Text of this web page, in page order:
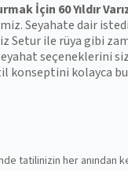
İçin 60 Yıldır
Seyahate dair
Setur ile rüya gibi
seçeneklerini
kolayca
tatilinizin her anından